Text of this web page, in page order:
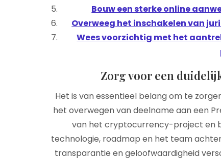
Bouw een sterke online
Overweeg het inschakelen van
Wees voorzichtig met het
Zorg voor een
Het is van essentieel belang om te
het overwegen van deelname aan een
van het cryptocurrency-project en
technologie, roadmap en het team
transparantie en geloofwaardigheid